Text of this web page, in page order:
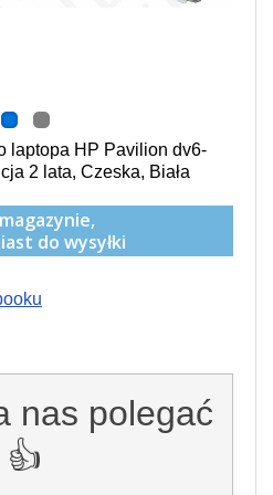
laptopa HP Pavilion dv6-
2 lata, Czeska, Biała
do wysyłki
nas polegać
👍